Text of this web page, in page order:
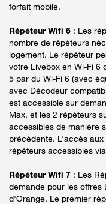
forfait mobile.
Répéteur Wifi 6 : Les
nombre de répéteurs
logement. Le répéteur
votre Livebox en Wi-Fi 6
5 par du Wi-Fi 6 (avec
avec Décodeur
est accessible sur
Max, et les 2 répéteurs
accessibles de manière
précédente. L’accès
répéteurs accessibles
Répéteur Wifi 7 : Les
demande pour les offres
d'Orange. Le premier